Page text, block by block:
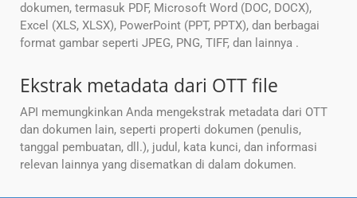
dokumen, termasuk PDF, Microsoft Word (DOC, DOCX),
Excel (XLS, XLSX), PowerPoint (PPT, PPTX), dan berbagai
format gambar seperti JPEG, PNG, TIFF, dan lainnya .
Ekstrak metadata dari OTT file
API memungkinkan Anda mengekstrak metadata dari OTT
dan dokumen lain, seperti properti dokumen (penulis,
tanggal pembuatan, dll.), judul, kata kunci, dan informasi
relevan lainnya yang disematkan di dalam dokumen.